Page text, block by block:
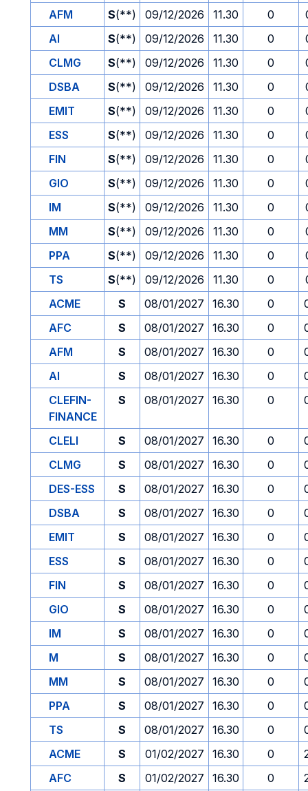
AFM
S(**) 09/12/2026 11.30 0
AI
S(**) 09/12/2026 11.30 0
CLMG
S(**) 09/12/2026 11.30 0
DSBA
S(**) 09/12/2026 11.30 0
EMIT
S(**) 09/12/2026 11.30 0
ESS
S(**) 09/12/2026 11.30 0
FIN
S(**) 09/12/2026 11.30 0
GIO
S(**) 09/12/2026 11.30 0
IM
S(**) 09/12/2026 11.30 0
MM
S(**) 09/12/2026 11.30 0
PPA
S(**) 09/12/2026 11.30 0
TS
S(**) 09/12/2026 11.30 0
ACME
S 08/01/2027 16.30 0
AFC
S 08/01/2027 16.30 0
AFM
S 08/01/2027 16.30 0
AI
S 08/01/2027 16.30 0
CLEFIN-
FINANCE
S 08/01/2027 16.30 0
CLELI S 08/01/2027 16.30 0
CLMG
S 08/01/2027 16.30 0
DES-ESS
S 08/01/2027 16.30 0
DSBA
S 08/01/2027 16.30 0
EMIT
S 08/01/2027 16.30 0
ESS
S 08/01/2027 16.30 0
FIN
S 08/01/2027 16.30 0
GIO
S 08/01/2027 16.30 0
IM
S 08/01/2027 16.30 0
M
S 08/01/2027 16.30 0
MM
S 08/01/2027 16.30 0
PPA
S 08/01/2027 16.30 0
TS
S 08/01/2027 16.30 0
ACME
S 01/02/2027 16.30 0
AFC
S 01/02/2027 16.30 0